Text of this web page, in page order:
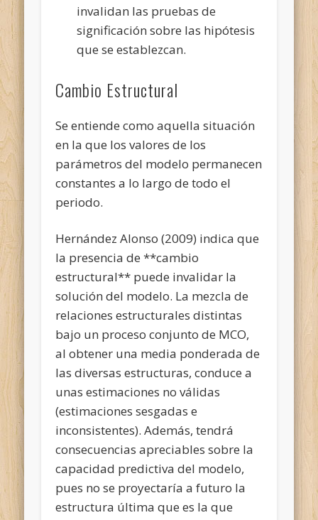
invalidan las pruebas de
significación sobre las hipótesis
que se establezcan.
Cambio Estructural
Se entiende como aquella situación
en la que los valores de los
parámetros del modelo permanecen
constantes a lo largo de todo el
periodo.
Hernández Alonso (2009) indica que
la presencia de **cambio
estructural** puede invalidar la
solución del modelo. La mezcla de
relaciones estructurales distintas
bajo un proceso conjunto de MCO,
al obtener una media ponderada de
las diversas estructuras, conduce a
unas estimaciones no válidas
(estimaciones sesgadas e
inconsistentes). Además, tendrá
consecuencias apreciables sobre la
capacidad predictiva del modelo,
pues no se proyectaría a futuro la
estructura última que es la que